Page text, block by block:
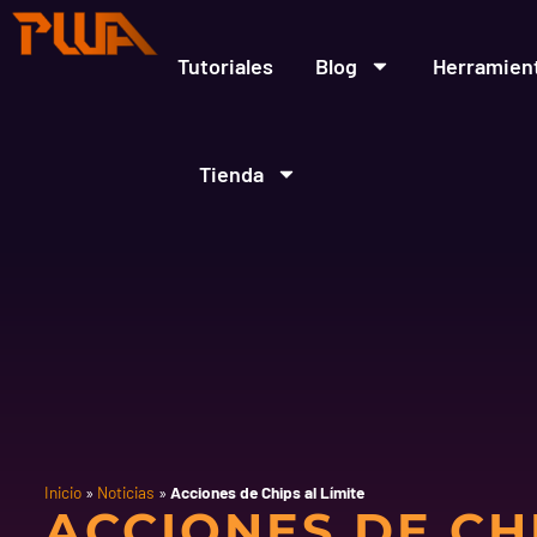
Tutoriales Blog
Tienda
Inicio» Noticias » Acciones de Chips al Límite